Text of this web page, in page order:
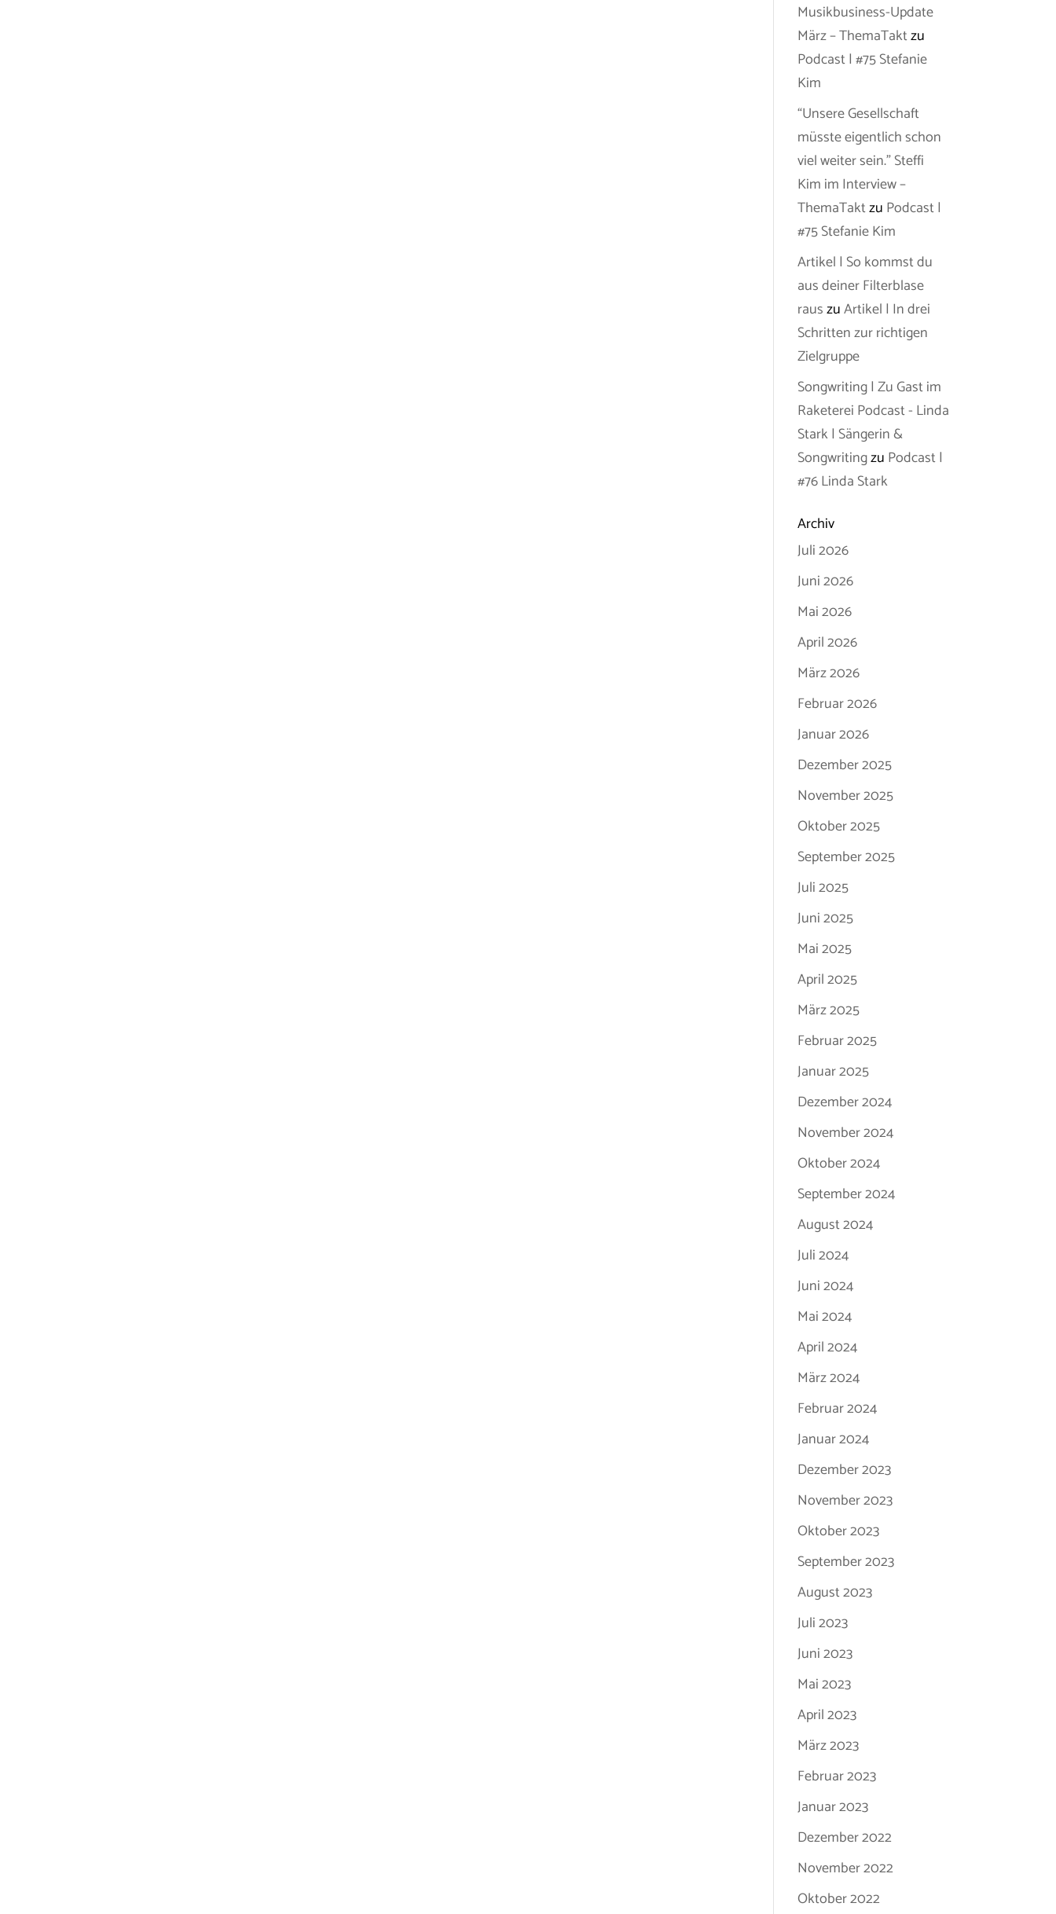
Musikbusiness-Update
März – ThemaTaktzu
Podcast | #75 Stefanie
Kim
“Unsere Gesellschaft
müsste eigentlich schon
viel weiter sein.” Steffi
Kim im Interview –
ThemaTaktzu Podcast |
#75 Stefanie Kim
Artikel | So kommst du
aus deiner Filterblase
rauszuArtikel | In drei
Schritten zur richtigen
Zielgruppe
Songwriting | Zu Gast im
Raketerei Podcast - Linda
Stark | Sängerin &
Songwritingzu Podcast |
#76 Linda Stark
Archiv
Juli 2026
Juni 2026
Mai 2026
April 2026
März 2026
Februar 2026
Januar 2026
Dezember 2025
November 2025
Oktober 2025
September 2025
Juli 2025
Juni 2025
Mai 2025
April 2025
März 2025
Februar 2025
Januar 2025
Dezember 2024
November 2024
Oktober 2024
September 2024
August 2024
Juli 2024
Juni 2024
Mai 2024
April 2024
März 2024
Februar 2024
Januar 2024
Dezember 2023
November 2023
Oktober 2023
September 2023
August 2023
Juli 2023
Juni 2023
Mai 2023
April 2023
März 2023
Februar 2023
Januar 2023
Dezember 2022
November 2022
Oktober 2022